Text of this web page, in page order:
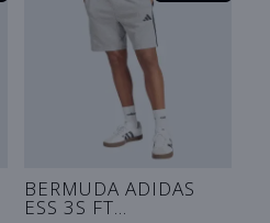
BERMUDA ADIDAS
ESS 3S FT